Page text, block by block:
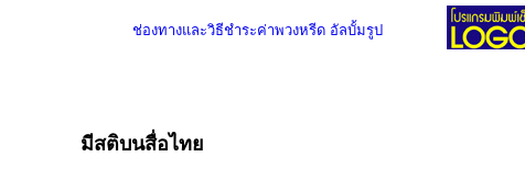
ช่องทางและวิธีชำระค่าพวงหรีด อัลบั้มรูป
มีสติบนสื่อไทย